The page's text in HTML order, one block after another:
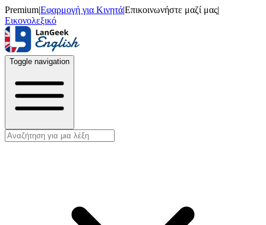
Premium|Εφαρμογή για Κινητά|Επικοινωνήστε μαζί μας|
Εικονολεξικό
Toggle navigation